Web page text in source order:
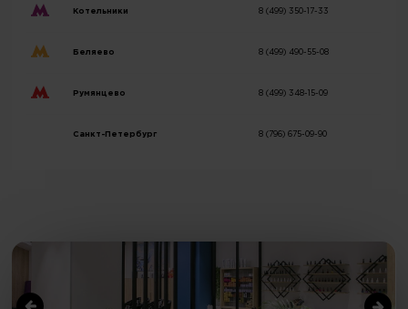
Котельники 8 (499) 350-17-33
Беляево 8 (499) 490-55-08
Румянцево 8 (499) 348-15-09
Санкт-Петербург 8 (796) 675-09-90